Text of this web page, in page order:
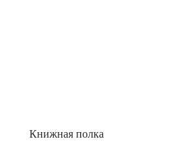
Книжная полка